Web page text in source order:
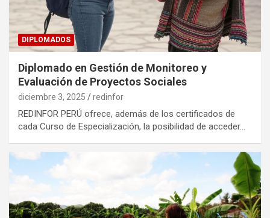
DIPLOMADOS
Diplomado en Gestión de Monitoreo y
Evaluación de Proyectos Sociales
diciembre 3, 2025 redinfor
REDINFOR PERÚ ofrece, además de los certificados de
cada Curso de Especialización, la posibilidad de acceder…